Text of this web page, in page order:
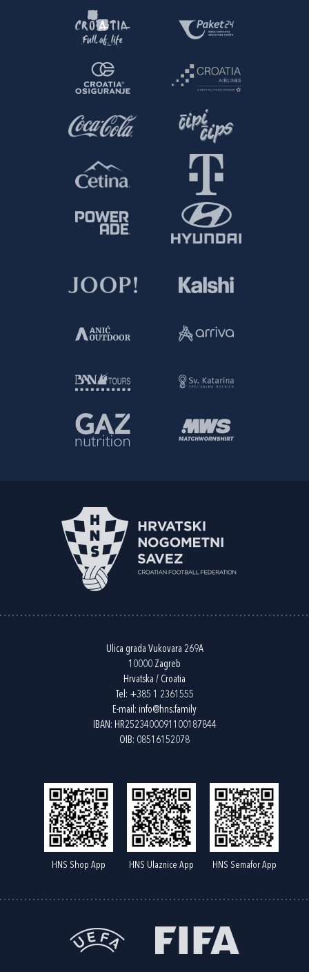
Ulica grada Vukovara 269A
10000 Zagreb
Hrvatska / Croatia
Tel: +385 1 2361555
E-mail: info@hns.family
IBAN: HR2523400091100187844
OIB: 08516152078
HNS Shop App HNS Ulaznice App HNS Semafor App